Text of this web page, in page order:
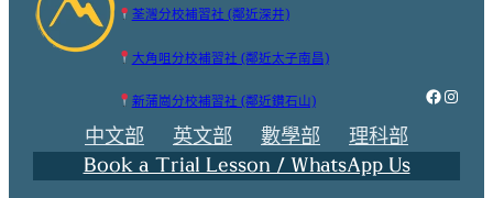
荃灣分校補習社 (鄰近深井)
大角咀分校補習社 (鄰近太子南昌)
新蒲崗分校補習社 (鄰近鑽石山)
中文部 英文部 數學部
理科部
Book a Trial Lesson / WhatsApp Us